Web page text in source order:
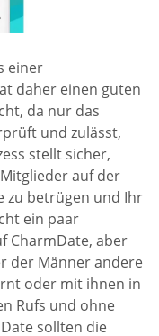
einer
daher einen guten
da nur das
und zulässt,
stellt sicher,
auf der
zu betrügen und Ihr
ein paar
CharmDate, aber
der Männer andere
oder mit ihnen in
Rufs und ohne
sollten die